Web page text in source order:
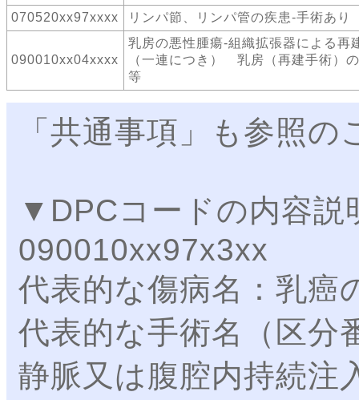
070520xx97xxxx
リンパ節、リンパ管の疾患-手術あり
090010xx04xxxx
乳房の悪性腫瘍-組織拡張器による再
（一連につき） 乳房（再建手術）
等
「共通事項」も参照の
▼DPCコードの内容
090010xx97x3xx
代表的な傷病名：乳癌
代表的な手術名（区分
静脈又は腹腔内持続注